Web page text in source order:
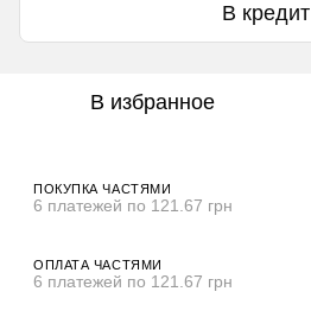
В кредит
В избранное
ПОКУПКА ЧАСТЯМИ
6 платежей по 121.67 грн
ОПЛАТА ЧАСТЯМИ
6 платежей по 121.67 грн